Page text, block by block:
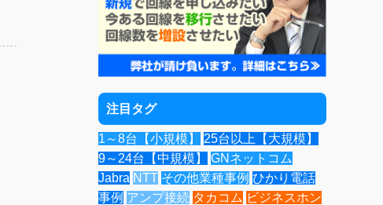
注目タグ
1～8台【小規模】
25台以上【大規模】
9～24台【中規模】
GNネットコム
Jabra NTT その他業種事例 ひかり電話
事例 アンプ接続 タカコム ビジネスホン